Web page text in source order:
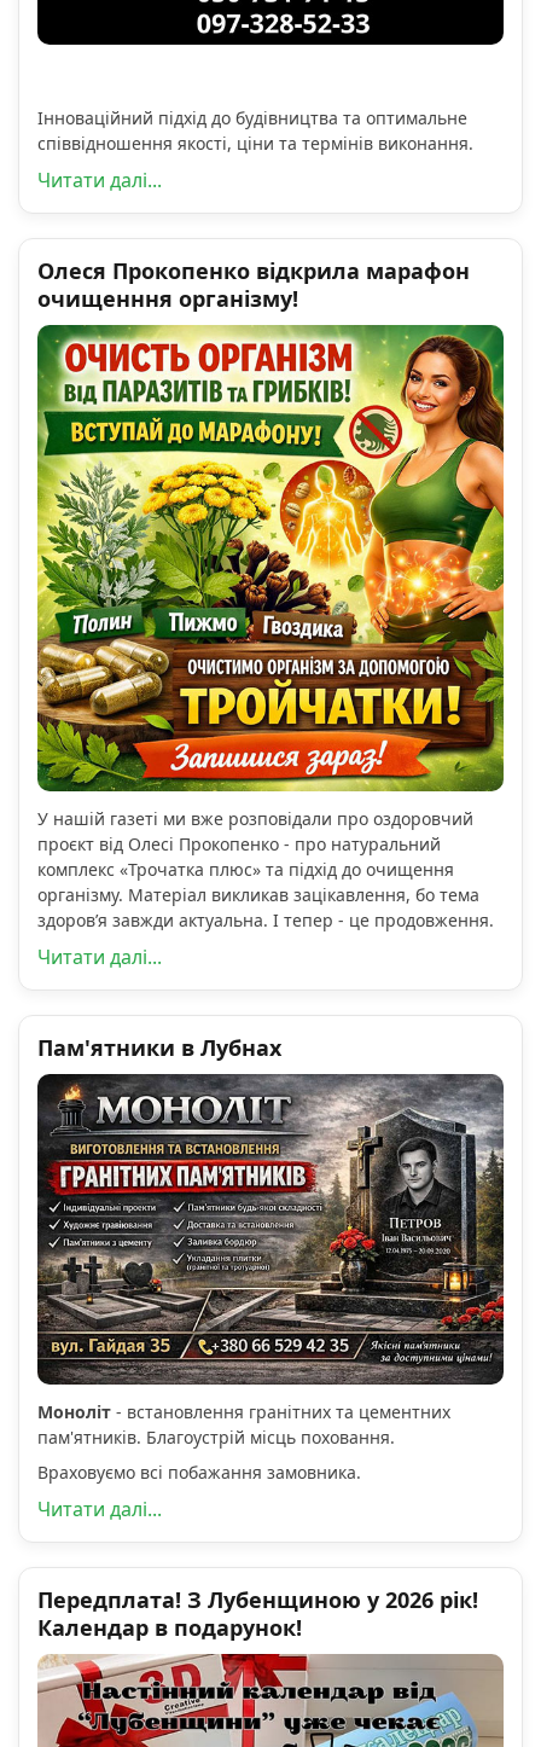
Інноваційний підхід до будівництва та оптимальне
співвідношення якості, ціни та термінів виконання.
Читати далі...
Олеся Прокопенко відкрила марафон
очищенння організму!
У нашій газеті ми вже розповідали про оздоровчий
проєкт від Олесі Прокопенко - про натуральний
комплекс «Трочатка плюс» та підхід до очищення
організму. Матеріал викликав зацікавлення, бо тема
здоров’я завжди актуальна. І тепер - це продовження.
Читати далі...
Пам'ятники в Лубнах
Моноліт - встановлення гранітних та цементних
пам'ятників. Благоустрій місць поховання.
Враховуємо всі побажання замовника.
Читати далі...
Передплата! З Лубенщиною у 2026 рік!
Календар в подарунок!